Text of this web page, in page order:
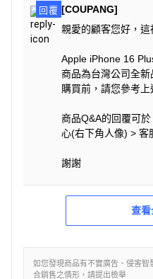
回覆 [COUPANG]
親愛的顧客您好，
Apple iPhone 16
商品為台灣公司全新
購買前，請您參考上
商品Q&A的回覆可
心(右下角人像) > 客
謝謝
查看
如您發現商品有不實廣告、侵害智
合銷售之情形，請提出檢舉